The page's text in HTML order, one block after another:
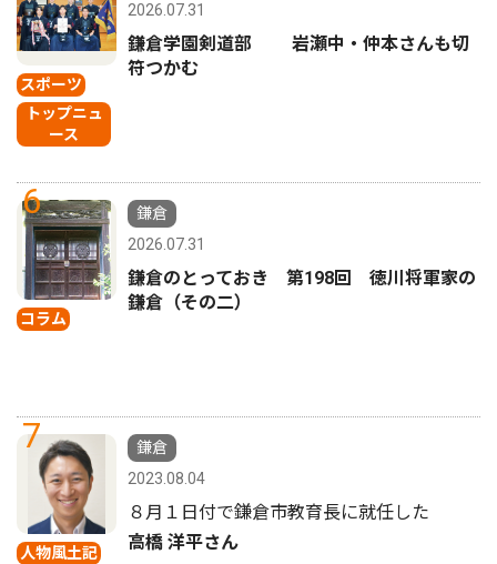
スポーツ
トップニュ
ース
2026.07.31
鎌倉学園剣道部 岩瀬中・仲本さんも切
符つかむ
6
コラム
鎌倉
2026.07.31
鎌倉のとっておき 第198回 徳川将軍家の
鎌倉（その二）
7
人物風土記
鎌倉
2023.08.04
８月１日付で鎌倉市教育長に就任した
高橋 洋平さん